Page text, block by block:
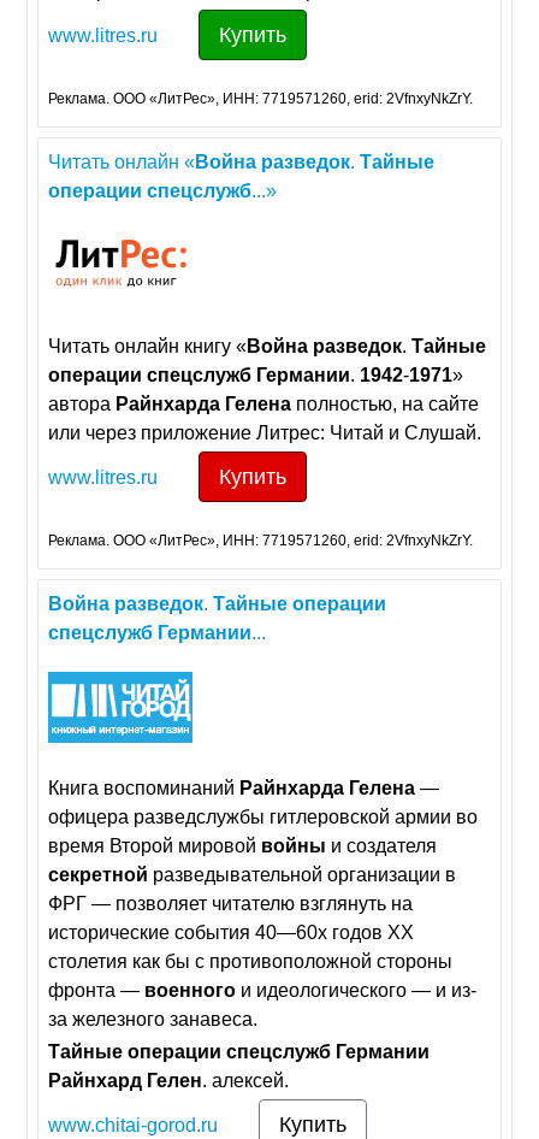
www.litres.ru Купить
Реклама. ООО «ЛитРес», ИНН: 7719571260, erid: 2VfnxyNkZrY.
Читать онлайн «Война разведок.Тайные
операции спецслужб...»
Читать онлайн книгу «Война разведок.Тайные
операции спецслужб Германии. 1942-1971»
автора Райнхарда Гелена полностью, на сайте
или через приложение Литрес: Читай и Слушай.
www.litres.ru Купить
Реклама. ООО «ЛитРес», ИНН: 7719571260, erid: 2VfnxyNkZrY.
Война разведок.Тайные операции
спецслужб Германии...
Книга воспоминаний Райнхарда Гелена —
офицера разведслужбы гитлеровской армии во
время Второй мировой войны и создателя
секретной разведывательной организации в
ФРГ — позволяет читателю взглянуть на
исторические события 40—60х годов XX
столетия как бы с противоположной стороны
фронта — военного и идеологического — и из-
за железного занавеса.
Тайные операции спецслужб Германии
Райнхард Гелен. алексей.
www.chitai-gorod.ru Купить